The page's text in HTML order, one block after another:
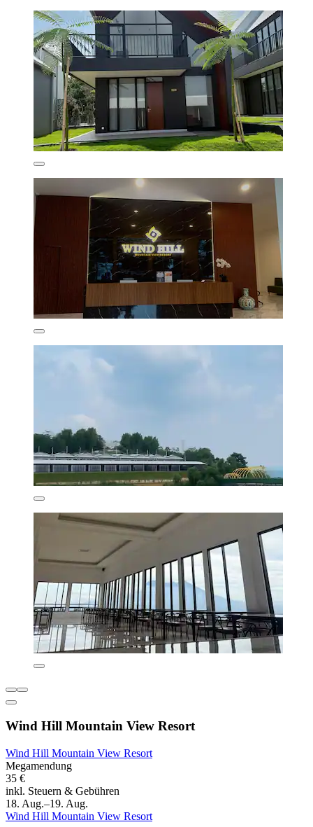
Wind Hill Mountain View Resort
Wind Hill Mountain View Resort
Megamendung
35 €
inkl. Steuern & Gebühren
18. Aug.–19. Aug.
Wind Hill Mountain View Resort